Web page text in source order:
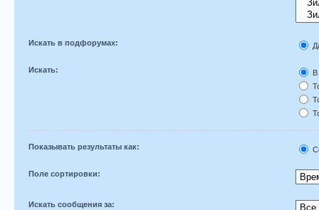
Искать в подфорумах:
Искать:
В
Показывать результаты как:
Поле сортировки:
Искать сообщения за: